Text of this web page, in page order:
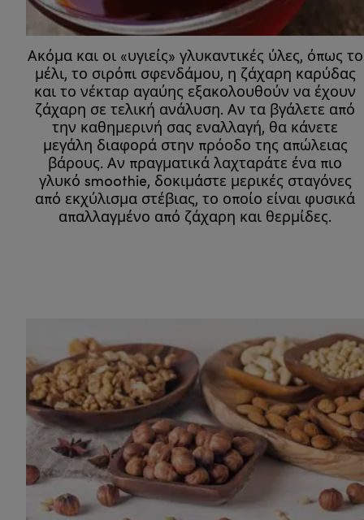
Ακόμα και οι «υγιείς» γλυκαντικές ύλες, όπως το
μέλι, το σιρόπι σφενδάμου, η ζάχαρη καρύδας
και το νέκταρ αγαύης εξακολουθούν να έχουν
ζάχαρη σε τελική ανάλυση. Αν τα βγάλετε από
την καθημερινή σας εναλλαγή, θα κάνετε
μεγάλη διαφορά στην πρόοδο της απώλειας
βάρους. Αν πραγματικά λαχταράτε ένα πιο
γλυκό smoothie, δοκιμάστε μερικές σταγόνες
από εκχύλισμα στέβιας, το οποίο είναι φυσικά
απαλλαγμένο από ζάχαρη και θερμίδες.